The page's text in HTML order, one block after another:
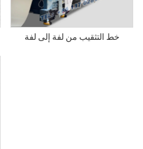
خط التثقيب من لفة إلى لفة